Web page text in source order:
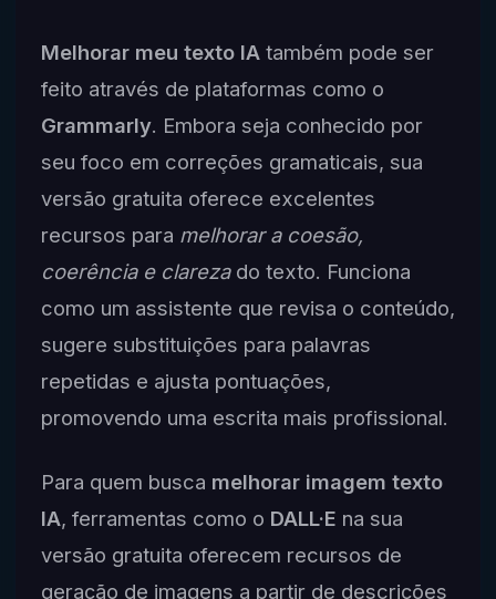
Melhorar meu texto IAtambém pode ser
feito através de plataformas como o
Grammarly. Embora seja conhecido por
seu foco em correções gramaticais, sua
versão gratuita oferece excelentes
recursos para melhorar a coesão,
coerência e clarezado texto. Funciona
como um assistente que revisa o conteúdo,
sugere substituições para palavras
repetidas e ajusta pontuações,
promovendo uma escrita mais profissional.
Para quem busca melhorar imagem texto
IA, ferramentas como o DALL·E na sua
versão gratuita oferecem recursos de
geração de imagens a partir de descrições